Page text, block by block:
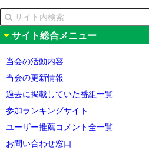
サイト総合メニュー
当会の活動内容
当会の更新情報
過去に掲載していた番組一覧
参加ランキングサイト
ユーザー推薦コメント全一覧
お問い合わせ窓口